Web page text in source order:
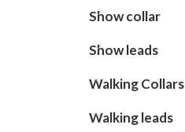
Show collar
Show leads
Walking Collars
Walking leads